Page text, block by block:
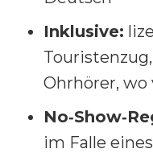
Inklusive:
Ohrhörer, wo
im Falle